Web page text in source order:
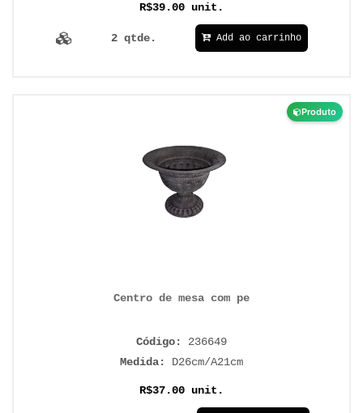
R$39.00 unit.
2 qtde. Add ao carrinho
Produto
Centro de mesa com pe
Código: 236649
Medida: D26cm/A21cm
R$37.00 unit.